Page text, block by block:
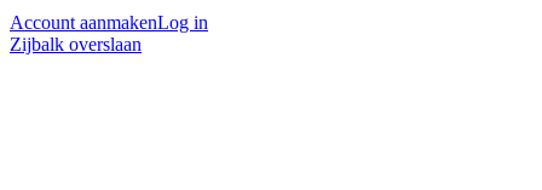
Account aanmakenLog in
Zijbalk overslaan